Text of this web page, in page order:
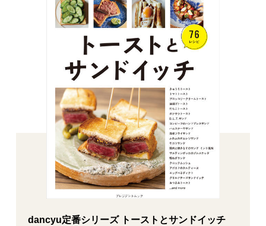
dancyu定番シリーズ トーストとサンドイッチ